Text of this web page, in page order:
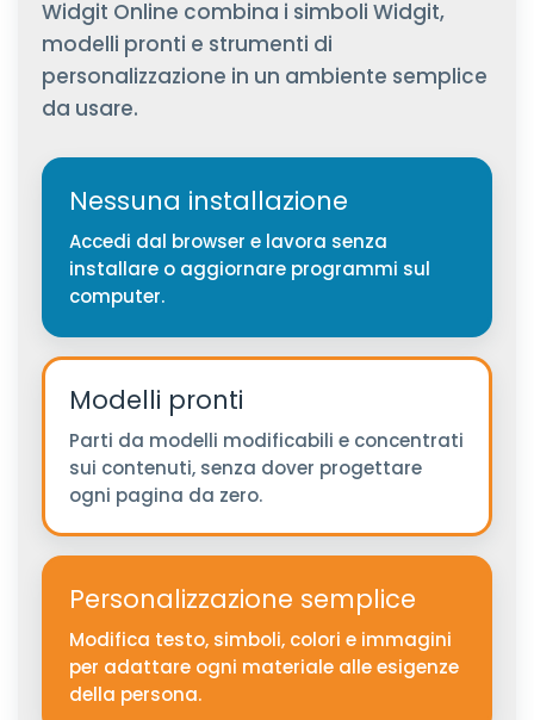
Widgit Online combina i simboli Widgit,
modelli pronti e strumenti di
personalizzazione in un ambiente semplice
da usare.
Nessuna installazione
Accedi dal browser e lavora senza
installare o aggiornare programmi sul
computer.
Modelli pronti
Parti da modelli modificabili e concentrati
sui contenuti, senza dover progettare
ogni pagina da zero.
Personalizzazione semplice
Modifica testo, simboli, colori e immagini
per adattare ogni materiale alle esigenze
della persona.